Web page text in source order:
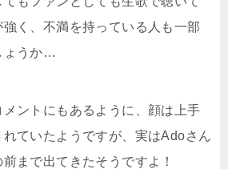
く、不満を持っている人も一部
ょうか…
ントにもあるように、顔は上手
れていたようですが、実はAdoさん
まで出てきたそうですよ！